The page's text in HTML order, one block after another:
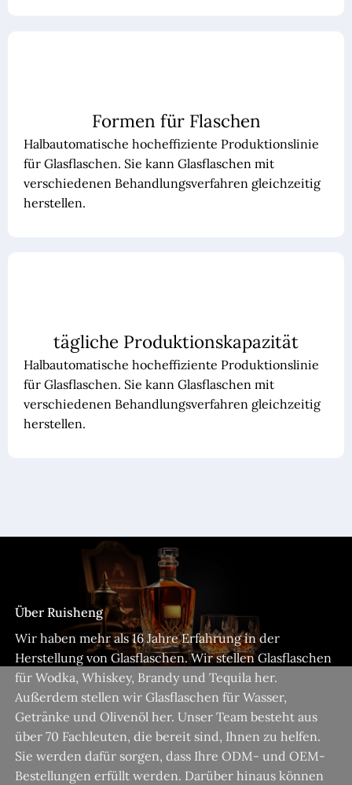
Formen für Flaschen
Halbautomatische hocheffiziente Produktionslinie
für Glasflaschen. Sie kann Glasflaschen mit
verschiedenen Behandlungsverfahren gleichzeitig
herstellen.
tägliche Produktionskapazität
Halbautomatische hocheffiziente Produktionslinie
für Glasflaschen. Sie kann Glasflaschen mit
verschiedenen Behandlungsverfahren gleichzeitig
herstellen.
Über Ruisheng
Wir haben mehr als 16 Jahre Erfahrung in der
Herstellung von Glasflaschen. Wir stellen Glasflaschen
für Wodka, Whiskey, Brandy und Tequila her.
Außerdem stellen wir Glasflaschen für Wasser,
Getränke und Olivenöl her. Unser Team besteht aus
über 70 Fachleuten, die bereit sind, Ihnen zu helfen.
Sie werden dafür sorgen, dass Ihre ODM- und OEM-
Bestellungen erfüllt werden. Darüber hinaus können